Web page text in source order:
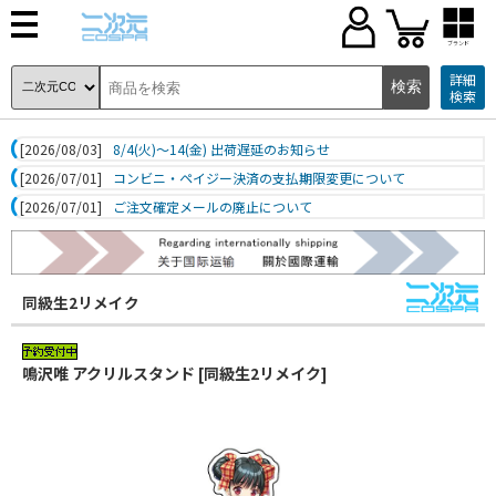
ブランド
詳細
検索
[2026/08/03]
8/4(火)～14(金) 出荷遅延のお知らせ
[2026/07/01]
コンビニ・ペイジー決済の支払期限変更について
[2026/07/01]
ご注文確定メールの廃止について
同級生2リメイク
鳴沢唯 アクリルスタンド [同級生2リメイク]